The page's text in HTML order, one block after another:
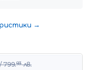
799.93лв.